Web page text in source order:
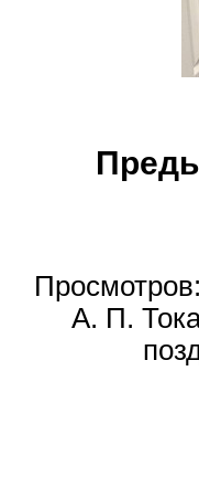
Просмотров:
А. П.